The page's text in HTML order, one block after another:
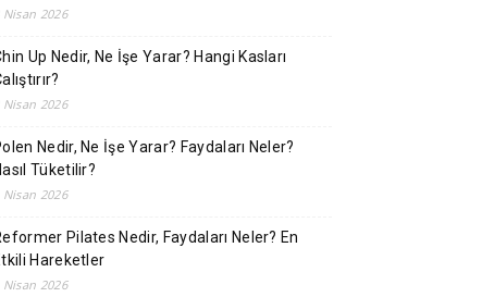
Nisan 2026
Up Nedir, Ne İşe Yarar? Hangi Kasları
Nisan 2026
Nedir, Ne İşe Yarar? Faydaları Neler?
Tüketilir?
Nisan 2026
Pilates Nedir, Faydaları Neler? En
Hareketler
Nisan 2026